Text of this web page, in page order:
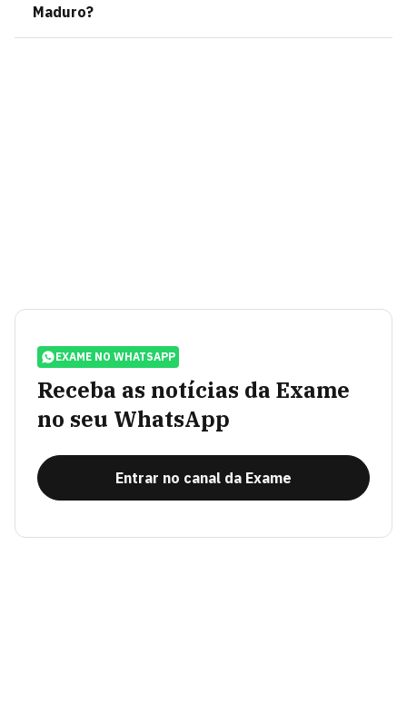
Maduro?
EXAME NO WHATSAPP
Receba as notícias da Exame
no seu WhatsApp
Entrar no canal da Exame